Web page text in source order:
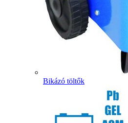
Bikázó töltők